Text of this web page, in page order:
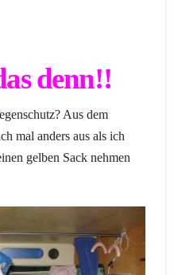
denn!!
Aus dem
mal anders aus als ich
gelben Sack nehmen